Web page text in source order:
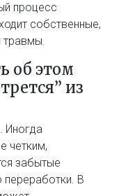
процесс
собственные,
травмы.
об этом
из
Иногда
четким,
забытые
В